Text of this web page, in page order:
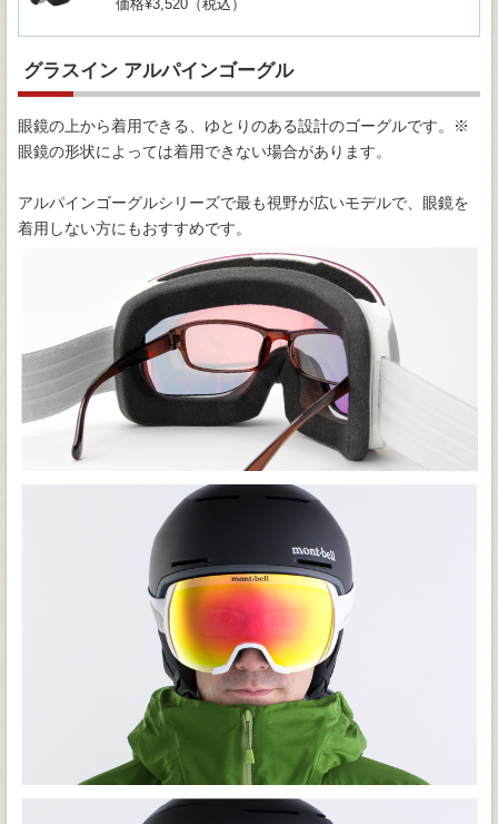
価格¥3,520（税込）
グラスイン アルパインゴーグル
眼鏡の上から着用できる、ゆとりのある設計のゴーグルです。※
眼鏡の形状によっては着用できない場合があります。
アルパインゴーグルシリーズで最も視野が広いモデルで、眼鏡を
着用しない方にもおすすめです。